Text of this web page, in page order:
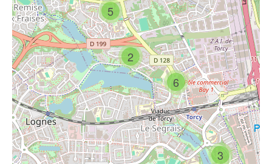
la brigade
solidaire de
TORCY en visite
à Louise Michel
Démolition des
Tours de Torcy.
Marne Noisiel
Torcy Lognes
Paris France
10.5.2017 #0524
U16 U17 PSG 3-
3 US Torcy /
Actions & buts
La Brigade
solidaire de
TORCY dans le
quartier de
Beauregard
Reportage sur
l'US Torcy
2
3
5
6